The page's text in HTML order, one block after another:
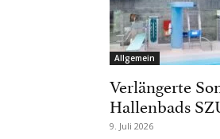
Allgemein
Verlängerte
Hallenbads
9. Juli 2026